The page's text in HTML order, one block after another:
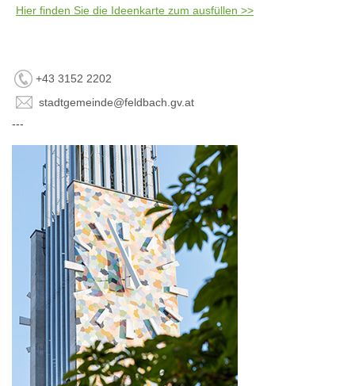
Hier finden Sie die Ideenkarte zum ausfüllen >>
+43 3152 2202
stadtgemeinde@feldbach.gv.at
---